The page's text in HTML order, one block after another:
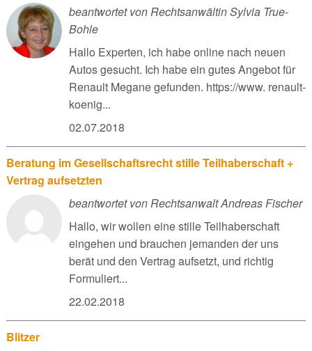
beantwortet von Rechtsanwältin Sylvia True-
Bohle
Hallo Experten, ich habe online nach neuen
Autos gesucht. Ich habe ein gutes Angebot für
Renault Megane gefunden. https://www. renault-
koenig...
02.07.2018
Beratung im Gesellschaftsrecht stille Teilhaberschaft +
Vertrag aufsetzten
beantwortet von Rechtsanwalt Andreas Fischer
Hallo, wir wollen eine stille Teilhaberschaft
eingehen und brauchen jemanden der uns
berät und den Vertrag aufsetzt, und richtig
Formuliert...
22.02.2018
Blitzer